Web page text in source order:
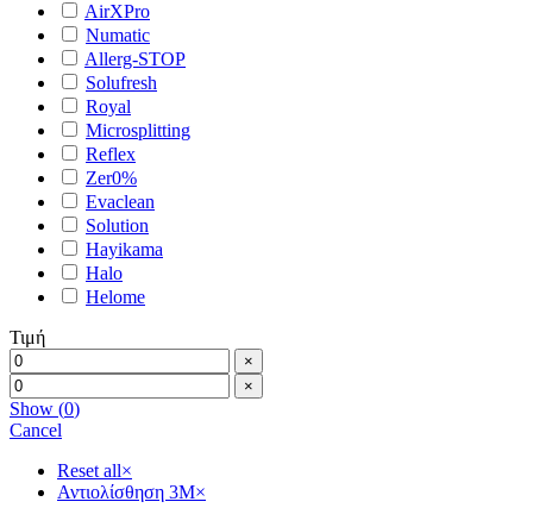
AirXPro
Numatic
Allerg-STOP
Solufresh
Royal
Microsplitting
Reflex
Zer0%
Evaclean
Solution
Hayikama
Halo
Helome
Τιμή
×
×
Show (0)
Cancel
Reset all×
Αντιολίσθηση 3Μ×